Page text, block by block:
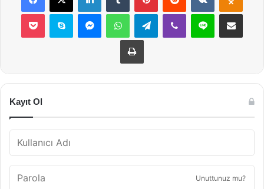
Pocket Skype MessengerWhatsAppTelegramViber Line E-Posta ile
Yazdır
Kayıt Ol
Unuttunuz mu?